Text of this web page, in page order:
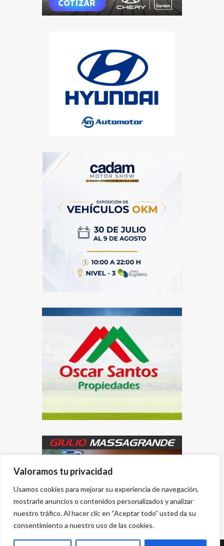
Valoramos tu privacidad
Usamos cookies para mejorar su experiencia de navegación,
mostrarle anuncios o contenidos personalizados y analizar
nuestro tráfico. Al hacer clic en “Aceptar todo” usted da su
consentimiento a nuestro uso de las cookies.